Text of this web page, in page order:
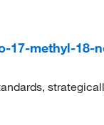
17-methyl-18-